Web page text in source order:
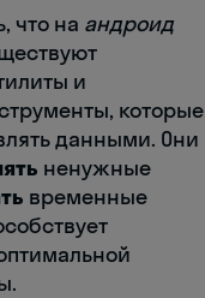
что на андроид
и
которые
данными. Они
ненужные
временные